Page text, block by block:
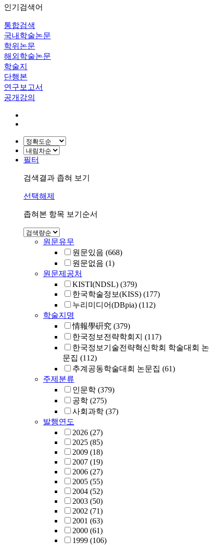
인기검색어
통합검색
국내학술논문
학위논문
해외학술논문
학술지
단행본
연구보고서
공개강의
필터
검색결과 좁혀 보기
선택해제
좁혀본 항목 보기순서
원문유무
원문있음 (668)
원문없음 (1)
원문제공처
KISTI(NDSL) (379)
한국학술정보(KISS) (177)
누리미디어(DBpia) (112)
학술지명
情報學硏究 (379)
한국정보전략학회지 (117)
한국정보기술전략혁신학회 학술대회 논
문집 (112)
추계공동학술대회 논문집 (61)
주제분류
인문학 (379)
공학 (275)
사회과학 (37)
발행연도
2026 (27)
2025 (85)
2009 (18)
2007 (19)
2006 (27)
2005 (55)
2004 (52)
2003 (50)
2002 (71)
2001 (63)
2000 (61)
1999 (106)